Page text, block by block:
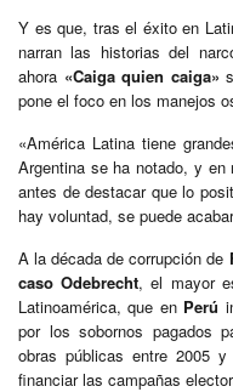
Y es que, tras el éxito en
narran las historias del
ahora «Caiga quien caiga»
pone el foco en los manejos
«América Latina tiene
Argentina se ha notado, y
antes de destacar que lo
hay voluntad, se puede
A la década de corrupción de
caso Odebrecht, el mayor
Latinoamérica, que en Perú
por los sobornos pagados
obras públicas entre 2005
financiar las campañas